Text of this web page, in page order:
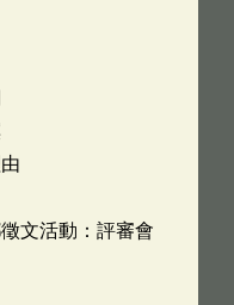
文活動：評審會